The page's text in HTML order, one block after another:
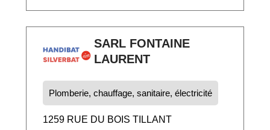
SARL FONTAINE
LAURENT
Plomberie, chauffage, sanitaire, électricité
1259 RUE DU BOIS TILLANT